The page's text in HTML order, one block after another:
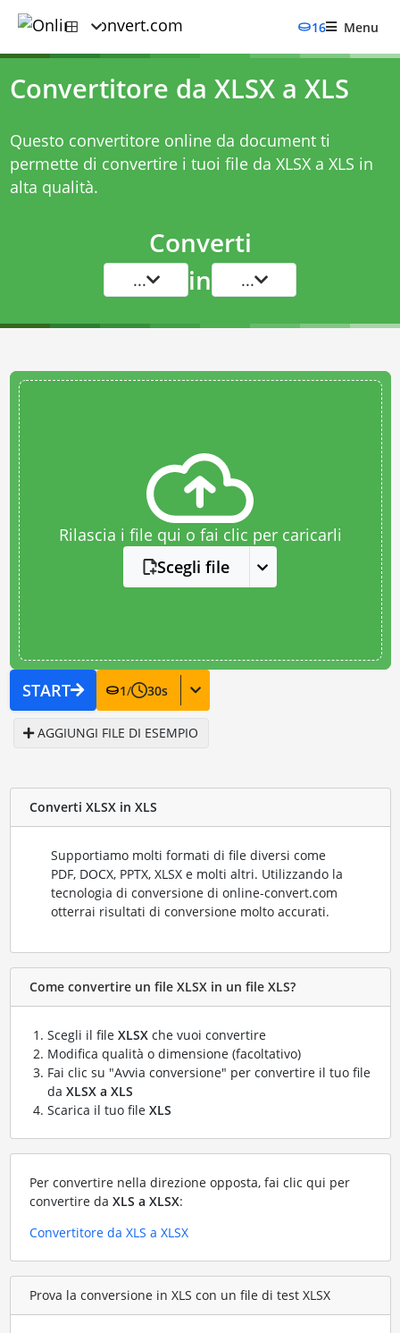
16 Menu
Convertitore da XLSX a XLS
Questo convertitore online da document ti
permette di convertire i tuoi file da XLSX a XLS in
alta qualità.
Converti
... in ...
Rilascia i file qui o fai clic per caricarli
Scegli file
START 1/ 30s
AGGIUNGI FILE DI ESEMPIO
Converti XLSX in XLS
Supportiamo molti formati di file diversi come
PDF, DOCX, PPTX, XLSX e molti altri. Utilizzando la
tecnologia di conversione di online-convert.com
otterrai risultati di conversione molto accurati.
Come convertire un file XLSX in un file XLS?
Scegli il file XLSXche vuoi convertire
Modifica qualità o dimensione (facoltativo)
Fai clic su "Avvia conversione" per convertire il tuo file
da XLSX a XLS
Scarica il tuo file XLS
Per convertire nella direzione opposta, fai clic qui per
convertire da XLS a XLSX:
Convertitore da XLS a XLSX
Prova la conversione in XLS con un file di test XLSX